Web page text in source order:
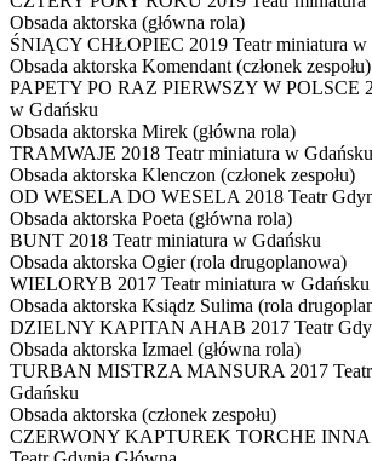
Obsada aktorska (główna rola)
ŚNIĄCY CHŁOPIEC 2019 Teatr miniatura w
Obsada aktorska Komendant (członek zespołu)
PAPETY PO RAZ PIERWSZY W POLSCE
w Gdańsku
Obsada aktorska Mirek (główna rola)
TRAMWAJE 2018 Teatr miniatura w Gdańsku
Obsada aktorska Klenczon (członek zespołu)
OD WESELA DO WESELA 2018 Teatr
Obsada aktorska Poeta (główna rola)
BUNT 2018 Teatr miniatura w Gdańsku
Obsada aktorska Ogier (rola drugoplanowa)
WIELORYB 2017 Teatr miniatura w Gdańsku
Obsada aktorska Ksiądz Sulima (rola
DZIELNY KAPITAN AHAB 2017 Teatr
Obsada aktorska Izmael (główna rola)
TURBAN MISTRZA MANSURA 2017
Gdańsku
Obsada aktorska (członek zespołu)
CZERWONY KAPTUREK TORCHE